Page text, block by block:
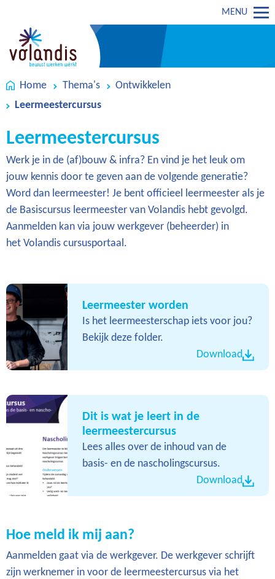
MENU
Home Thema's
Ontwikkelen
Leermeestercursus
Leermeestercursus
Werk je in de (af)bouw & infra? En vind je het leuk om
jouw kennis door te geven aan de volgende generatie?
Word dan leermeester! Je bent officieel leermeester als je
de Basiscursus leermeester van Volandis hebt gevolgd.
Aanmelden kan via jouw werkgever (beheerder) in
het Volandis cursusportaal.
Leermeester worden
Is het leermeesterschap iets voor jou?
Bekijk deze folder.
Download
Dit is wat je leert in de
leermeestercursus
Lees alles over de inhoud van de
basis- en de nascholingscursus.
Download
Hoe meld ik mij aan?
Aanmelden gaat via de werkgever. De werkgever schrijft
zijn werknemer in voor de leermeestercursus via het